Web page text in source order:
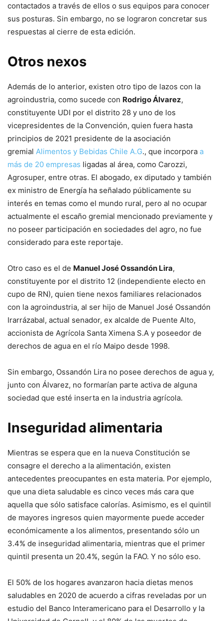
contactados a través de ellos o sus equipos para conocer
sus posturas. Sin embargo, no se lograron concretar sus
respuestas al cierre de esta edición.
Otros nexos
Además de lo anterior, existen otro tipo de lazos con la
agroindustria, como sucede con Rodrigo Álvarez,
constituyente UDI por el distrito 28 y uno de los
vicepresidentes de la Convención, quien fuera hasta
principios de 2021 presidente de la asociación
gremial Alimentos y Bebidas Chile A.G., que incorpora a
más de 20 empresas ligadas al área, como Carozzi,
Agrosuper, entre otras. El abogado, ex diputado y también
ex ministro de Energía ha señalado públicamente su
interés en temas como el mundo rural, pero al no ocupar
actualmente el escaño gremial mencionado previamente y
no poseer participación en sociedades del agro, no fue
considerado para este reportaje.
Otro caso es el de Manuel José Ossandón Lira,
constituyente por el distrito 12 (independiente electo en
cupo de RN), quien tiene nexos familiares relacionados
con la agroindustria, al ser hijo de Manuel José Ossandón
Irarrázabal, actual senador, ex alcalde de Puente Alto,
accionista de Agrícola Santa Ximena S.A y poseedor de
derechos de agua en el río Maipo desde 1998.
Sin embargo, Ossandón Lira no posee derechos de agua y,
junto con Álvarez, no formarían parte activa de alguna
sociedad que esté inserta en la industria agrícola.
Inseguridad alimentaria
Mientras se espera que en la nueva Constitución se
consagre el derecho a la alimentación, existen
antecedentes preocupantes en esta materia. Por ejemplo,
que una dieta saludable es cinco veces más cara que
aquella que sólo satisface calorías. Asimismo, es el quintil
de mayores ingresos quien mayormente puede acceder
económicamente a los alimentos, presentando sólo un
3.4% de inseguridad alimentaria, mientras que el primer
quintil presenta un 20.4%, según la FAO. Y no sólo eso.
El 50% de los hogares avanzaron hacia dietas menos
saludables en 2020 de acuerdo a cifras reveladas por un
estudio del Banco Interamericano para el Desarrollo y la